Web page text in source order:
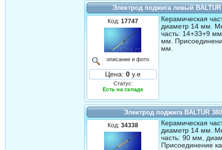
Электрод поджига левый
Код:17747
описание и фото
Цена: 0 у.е
Статус:
Есть на складе
Керамическая
диаметр 14 мм.
часть: 14+33+9
мм.
мм.
Электрод поджига BALTUR
Код:34338
Керамическая
диаметр 14 мм.
часть: 90 мм,
Присоединение